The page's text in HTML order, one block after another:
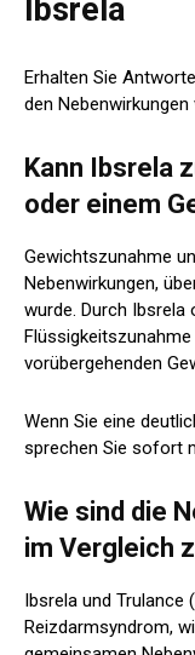
Ibsrela
Erhalten Sie
den Nebenwirkungen
Kann Ibsrela
oder einem
Gewichtszunahme
Nebenwirkungen,
wurde. Durch
vorübergehenden
Wenn Sie eine
sprechen Sie sofort
Wie sind die
im Vergleich
Ibsrela und Trulance
Reizdarmsyndrom,